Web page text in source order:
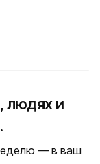
людях и
— в ваш